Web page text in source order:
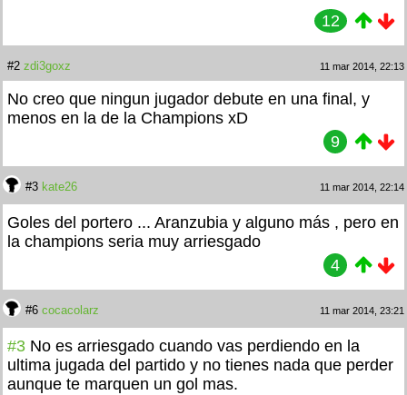
12
#2 zdi3goxz 11 mar 2014, 22:13
No creo que ningun jugador debute en una final, y
menos en la de la Champions xD
9
#3 kate26 11 mar 2014, 22:14
Goles del portero ... Aranzubia y alguno más , pero en
la champions seria muy arriesgado
4
#6 cocacolarz 11 mar 2014, 23:21
#3 No es arriesgado cuando vas perdiendo en la
ultima jugada del partido y no tienes nada que perder
aunque te marquen un gol mas.